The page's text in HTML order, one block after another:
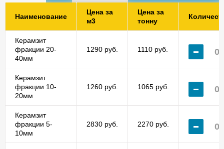
Наименование
Цена за
м3
Цена за
тонну
Керамзит
фракции 20-
40мм
1290 руб. 1110 руб.
Керамзит
фракции 10-
20мм
1260 руб. 1065 руб.
Керамзит
фракции 5-
10мм
2830 руб. 2270 руб.